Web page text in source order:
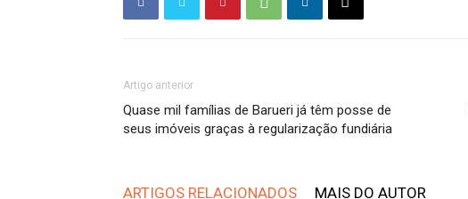
Artigo anterior
Quase mil famílias de Barueri já têm posse de
seus imóveis graças à regularização fundiária
ARTIGOS RELACIONADOS MAIS DO AUTOR